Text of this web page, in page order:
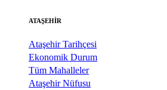
ATAŞEHİR
Ataşehir Tarihçesi
Ekonomik Durum
Tüm Mahalleler
Ataşehir Nüfusu